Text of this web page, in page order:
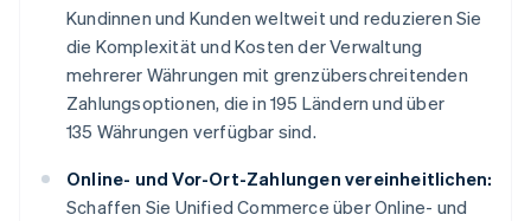
Kundinnen und Kunden weltweit und reduzieren Sie
die Komplexität und Kosten der Verwaltung
mehrerer Währungen mit grenzüberschreitenden
Zahlungsoptionen, die in 195 Ländern und über
135 Währungen verfügbar sind.
Online- und Vor-Ort-Zahlungen vereinheitlichen:
Schaffen Sie Unified Commerce über Online- und